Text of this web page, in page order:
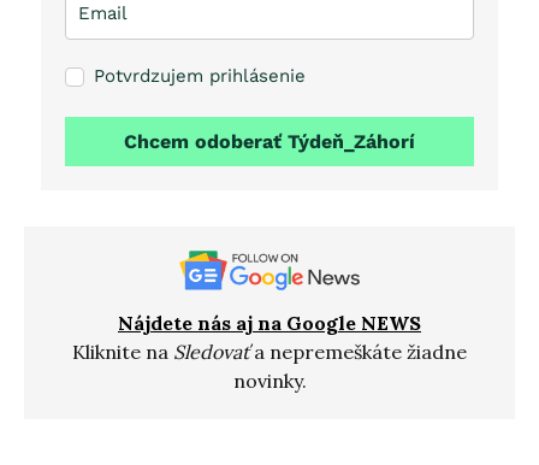
Potvrdzujem prihlásenie
Chcem odoberať Týdeň_Záhorí
Nájdete nás aj na Google NEWS
Kliknite na Sledovaťa nepremeškáte žiadne
novinky.